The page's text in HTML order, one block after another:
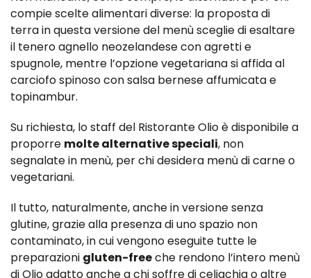
compie scelte alimentari diverse: la proposta di
terra in questa versione del menù sceglie di esaltare
il tenero agnello neozelandese con agretti e
spugnole, mentre l’opzione vegetariana si affida al
carciofo spinoso con salsa bernese affumicata e
topinambur.
Su richiesta, lo staff del Ristorante Olio è disponibile a
proporre molte alternative speciali, non
segnalate in menù, per chi desidera menù di carne o
vegetariani.
Il tutto, naturalmente, anche in versione senza
glutine, grazie alla presenza di uno spazio non
contaminato, in cui vengono eseguite tutte le
preparazioni gluten-freeche rendono l’intero menù
di Olio adatto anche a chi soffre di celiachia o altre